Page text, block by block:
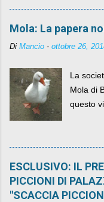
Mola: La papera
Di Mancio - ottobre 26,
La
Mola di
questo
ESCLUSIVO: IL
PICCIONI DI
"SCACCIA